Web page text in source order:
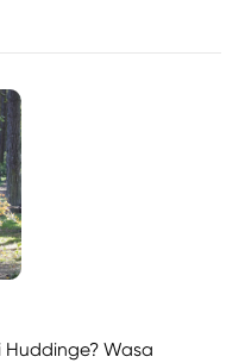
Wasa